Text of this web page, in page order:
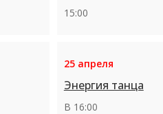
15:00
25 апреля
Энергия танца
В 16:00